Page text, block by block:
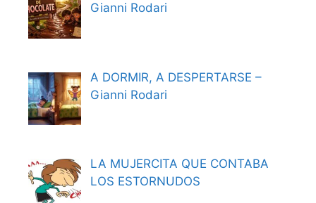
Gianni Rodari
A DORMIR, A DESPERTARSE –
Gianni Rodari
LA MUJERCITA QUE CONTABA
LOS ESTORNUDOS